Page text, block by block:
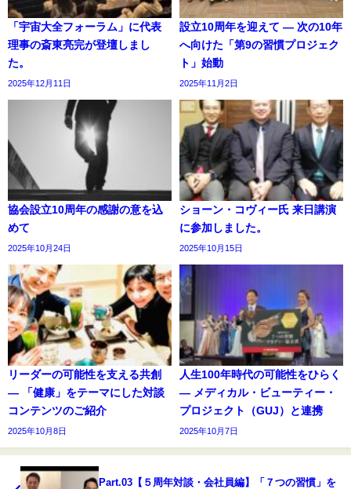
「宇宙大全フォーラム」に代表
理事の斎東亮完が登壇しまし
た。
2025年12月11日
設立10周年を迎えて ― 次の10年
へ向けた「第9の習慣プロジェク
ト」始動
2025年11月2日
協会設立10周年の感謝の意を込
めて
2025年10月24日
ショーン・コヴィー氏 来日講演
に参加しました。
2025年10月15日
リーダーの可能性を支える共創
― 「健康」をテーマにした対談
コンテンツのご紹介
2025年10月8日
人生100年時代の可能性をひらく
― メディカル・ビューティー・
プロジェクト（GUJ）と連携
2025年10月7日
Part.03【５周年対談・会社員編】「７つの習慣」を